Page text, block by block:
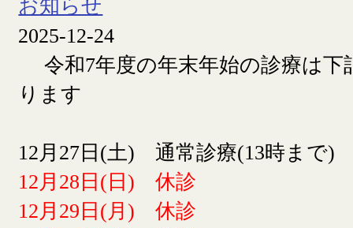
お知らせ
2025-12-24
令和7年度の年末年始の診療は下
ります
12月27日(土) 通常診療(13時まで)
12月28日(日) 休診
12月29日(月) 休診